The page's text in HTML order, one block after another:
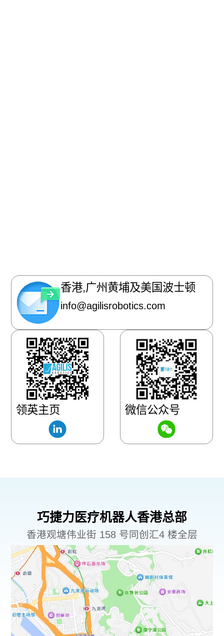
香港,广州黄埔及美国波士顿
info@agilisrobotics.com
领英主页 微信公众号
巧捷力医疗机器人香港总部
香港观塘伟业街 158 号同创汇4 楼全层